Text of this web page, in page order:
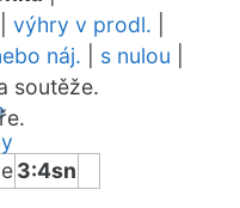
výhry v prodl.
náj. s nulou
soutěže.
3:4sn